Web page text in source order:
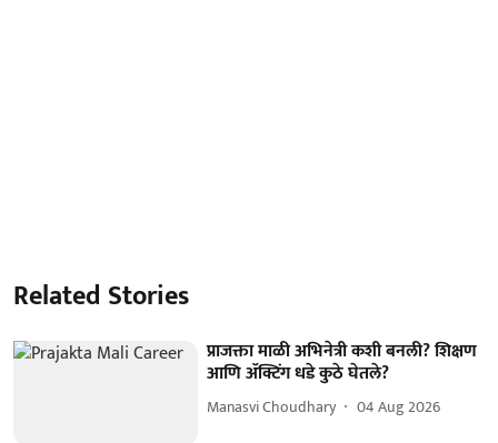
Related Stories
प्राजक्ता माळी अभिनेत्री कशी बनली? शिक्षण
आणि ॲक्टिंग धडे कुठे घेतले?
Manasvi Choudhary 04 Aug 2026